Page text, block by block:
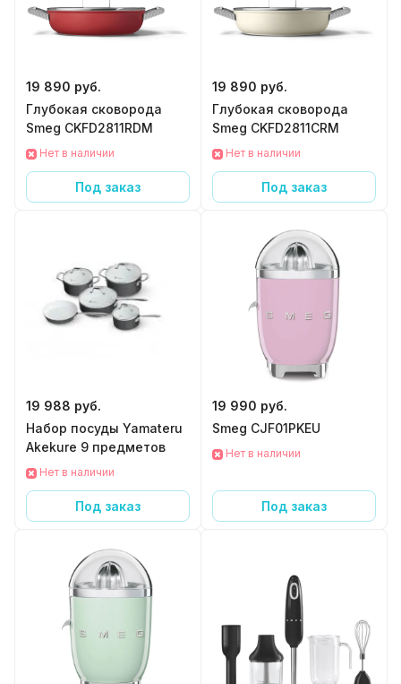
19 890 руб.
Глубокая сковорода
Smeg CKFD2811RDM
Нет в наличии
Под заказ
19 890 руб.
Глубокая сковорода
Smeg CKFD2811CRM
Нет в наличии
Под заказ
19 988 руб.
Набор посуды Yamateru
Akekure 9 предметов
Нет в наличии
Под заказ
19 990 руб.
Smeg CJF01PKEU
Нет в наличии
Под заказ